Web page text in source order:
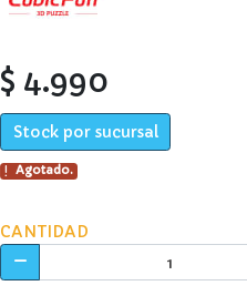
$ 4.990
Stock por sucursal
Agotado.
CANTIDAD